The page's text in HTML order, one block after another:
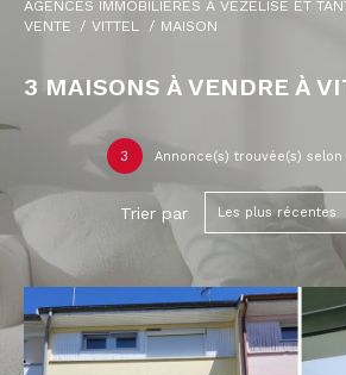
AGENCES IMMOBILIÈRES À VÉZELISE ET
VENTE
VITTEL MAISON
3 MAISONS À VENDRE À
3 Annonce(s) trouvée(s)
Trier par Les plus récentes